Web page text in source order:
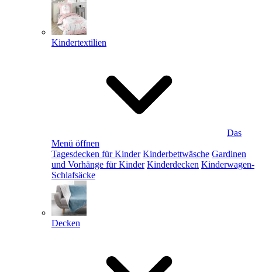
Kindertextilien
Das
Menü öffnen
Tagesdecken für Kinder Kinderbettwäsche Gardinen
und Vorhänge für Kinder Kinderdecken Kinderwagen-
Schlafsäcke
Decken